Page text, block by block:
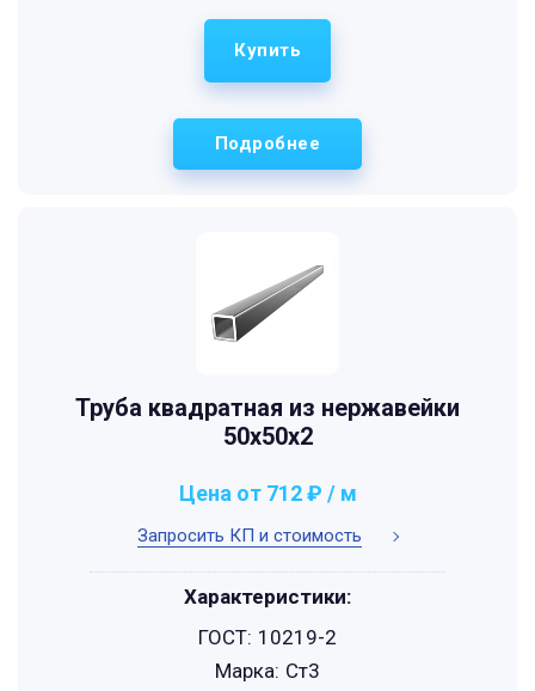
Подробнее
Купить
Труба квадратная из нержавейки
50х50х2
Запросить КП и стоимость
Цена от 712 ₽ / м
Характеристики:
ГОСТ: 10219-2
Марка: Ст3